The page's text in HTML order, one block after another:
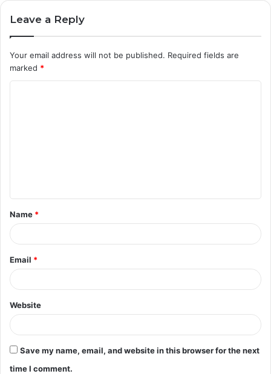
Leave a Reply
Your email address will not be published. Required fields are
marked *
t
*
Name *
Email *
Website
Save my name, email, and website in this browser for the next
time I comment.